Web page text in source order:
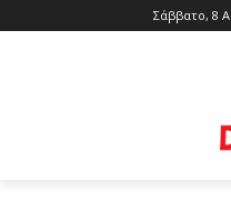
Σάββατο, 8